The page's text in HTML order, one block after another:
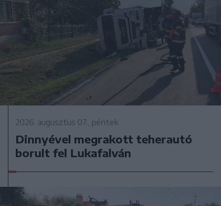
2026. augusztus 07., péntek
Dinnyével megrakott teherautó
borult fel Lukafalván